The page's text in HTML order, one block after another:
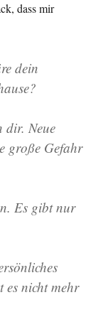
dass mir
dein
dir. Neue
große Gefahr
Es gibt nur
es nicht mehr